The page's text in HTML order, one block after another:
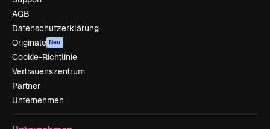
AGB
Datenschutzerklärung
Originale Neu
Cookie-Richtlinie
Vertrauenszentrum
Partner
Unternehmen